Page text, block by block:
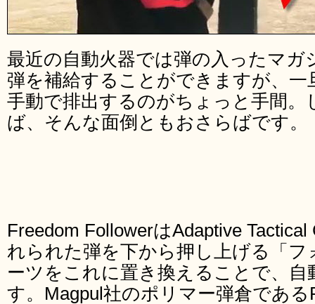
最近の自動火器では弾の入ったマガ
弾を補給することができますが、
手動で排出するのがちょっと手間
ば、そんな面倒ともおさらばです。
Freedom FollowerはAdaptive
れられた弾を下から押し上げる「
ーツをこれに置き換えることで、自
す。Magpul社のポリマー弾倉であ